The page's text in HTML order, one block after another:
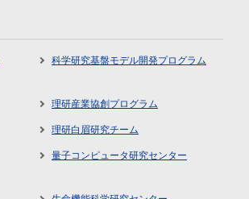
科学研究基盤モデル開発プログラム
理研産業協創プログラム
理研白眉研究チーム
量子コンピュータ研究センター